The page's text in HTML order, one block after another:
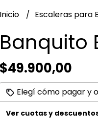
Inicio Escaleras para
Banquito
$49.900,00
Elegí cómo pagar y
Ver cuotas y